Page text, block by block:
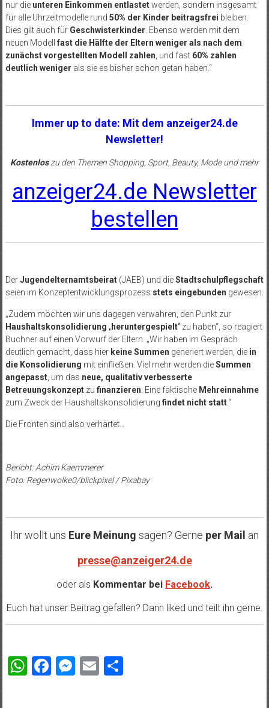
nur die unteren Einkommen entlastetwerden, sondern insgesamt
für alle Uhrzeitmodelle rund 50% der Kinder beitragsfrei bleiben.
Dies gilt auch für Geschwisterkinder. Ebenso werden mit dem
neuen Modell fast die Hälfte der Eltern weniger als nach dem
zunächst vorgestellten Modell zahlen, und fast 60% zahlen
deutlich weniger als sie es bisher schon getan haben.“
Immer up to date: Mit dem anzeiger24.de
Newsletter!
Kostenloszu den Themen Shopping, Sport, Beauty, Mode und mehr
anzeiger24.de Newsletter
bestellen
DerJugendelternamtsbeirat(JAEB) und dieStadtschulpflegschaft
seien im Konzeptentwicklungsprozess stets eingebunden gewesen.
„Zudem möchten wir uns dagegen verwahren, den Punkt zur
Haushaltskonsolidierung ‚heruntergespielt‘zu haben“, so reagiert
Buchner auf einen Vorwurf der Eltern. „Wir haben im Gespräch
deutlich gemacht, dass hier keine Summen generiert werden, die in
die Konsolidierung mit einfließen. Viel mehr werden dieSummen
angepasst, um das neue, qualitativ verbesserte
Betreuungskonzeptzu finanzieren. Eine faktische Mehreinnahme
zum Zweck der Haushaltskonsolidierung findet nicht statt.“
Die Fronten sind also verhärtet…
Bericht: Achim Kaemmerer
Foto: Regenwolke0/blickpixel / Pixabay
Ihr wollt uns Eure Meinung sagen? Gerne per Mail an
presse@anzeiger24.de
oder als Kommentar bei Facebook.
Euch hat unser Beitrag gefallen? Dann liked und teilt ihn gerne.
WhatsApp
Facebook
Messenger
EmailTeilen